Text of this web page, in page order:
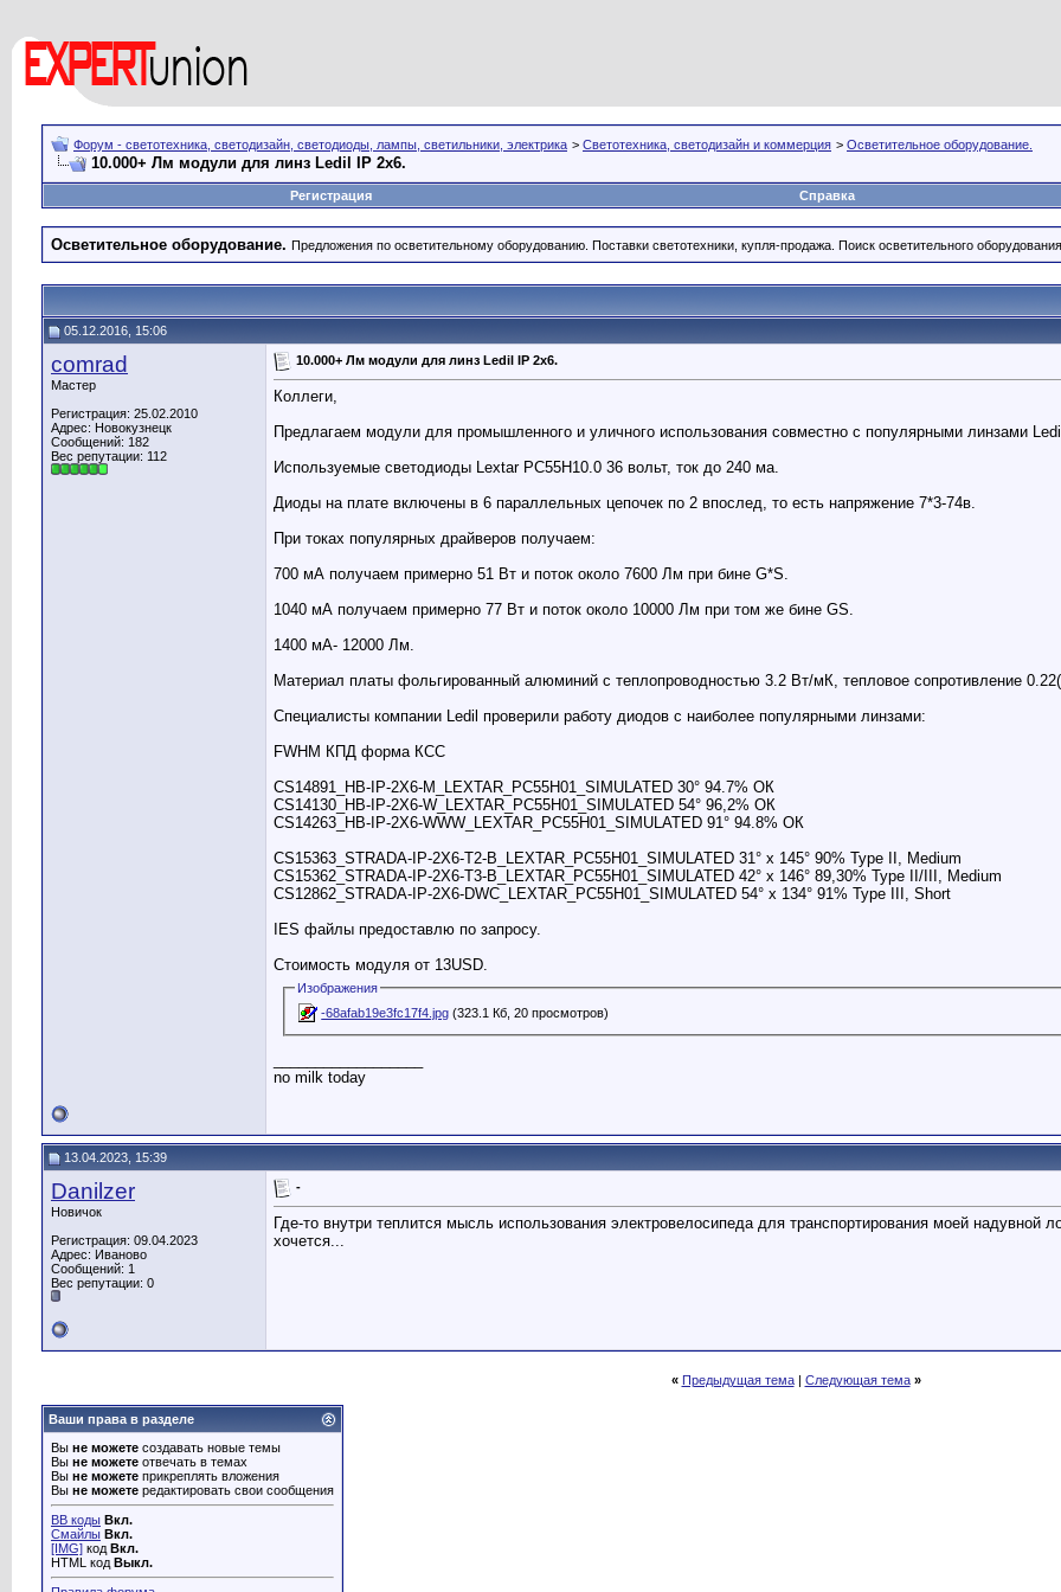
Форум - светотехника, светодизайн, светодиоды, лампы, светильники, электрика > Светотехника, светодизайн и коммерция > Осветительное оборудование.
10.000+ Лм модули для линз Ledil IP 2x6.
Регистрация Справка
Осветительное оборудование. Предложения по осветительному оборудованию. Поставки светотехники, купля-продажа. Поиск осветительного
05.12.2016, 15:06
comrad
Мастер
Регистрация: 25.02.2010
Адрес: Новокузнецк
Сообщений: 182
Вес репутации: 112
10.000+ Лм модули для линз Ledil IP 2x6.
Коллеги,
Предлагаем модули для промышленного и уличного использования совместно с популярными линзами
Используемые светодиоды Lextar PC55H10.0 36 вольт, ток до 240 ма.
Диоды на плате включены в 6 параллельных цепочек по 2 впослед, то есть напряжение 7*3-74в.
При токах популярных драйверов получаем:
700 мА получаем примерно 51 Вт и поток около 7600 Лм при бине G*S.
1040 мА получаем примерно 77 Вт и поток около 10000 Лм при том же бине GS.
1400 мА- 12000 Лм.
Материал платы фольгированный алюминий с теплопроводностью 3.2 Вт/мК, тепловое сопротивление
Специалисты компании Ledil проверили работу диодов с наиболее популярными линзами:
FWHM КПД форма КСС
CS14891_HB-IP-2X6-M_LEXTAR_PC55H01_SIMULATED 30° 94.7% ОК
CS14130_HB-IP-2X6-W_LEXTAR_PC55H01_SIMULATED 54° 96,2% ОК
CS14263_HB-IP-2X6-WWW_LEXTAR_PC55H01_SIMULATED 91° 94.8% ОК
CS15363_STRADA-IP-2X6-T2-B_LEXTAR_PC55H01_SIMULATED 31° х 145° 90% Type II, Medium
CS15362_STRADA-IP-2X6-T3-B_LEXTAR_PC55H01_SIMULATED 42° х 146° 89,30% Type II/III, Medium
CS12862_STRADA-IP-2X6-DWC_LEXTAR_PC55H01_SIMULATED 54° х 134° 91% Type III, Short
IES файлы предоставлю по запросу.
Стоимость модуля от 13USD.
Изображения
-68afab19e3fc17f4.jpg (323.1 Кб, 20 просмотров)
no milk today
13.04.2023, 15:39
Danilzer
Новичок
Регистрация: 09.04.2023
Адрес: Иваново
Сообщений: 1
Вес репутации: 0
-
Где-то внутри теплится мысль использования электровелосипеда для транспортирования моей надувной
хочется...
« Предыдущая тема| Следующая тема »
Ваши права в разделе
Вы не можете создавать новые темы
Вы не можете отвечать в темах
Вы не можете прикреплять вложения
Вы не можете редактировать свои сообщения
BB коды Вкл.
Смайлы Вкл.
[IMG] код Вкл.
HTML код Выкл.